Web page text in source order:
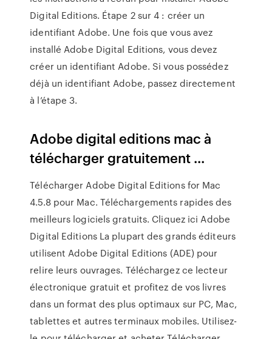
Digital Editions. Étape 2 sur 4 : créer un
identifiant Adobe. Une fois que vous avez
installé Adobe Digital Editions, vous devez
créer un identifiant Adobe. Si vous possédez
déjà un identifiant Adobe, passez directement
à l’étape 3.
Adobe digital editions mac à
télécharger gratuitement ...
Télécharger Adobe Digital Editions for Mac
4.5.8 pour Mac. Téléchargements rapides des
meilleurs logiciels gratuits. Cliquez ici Adobe
Digital Editions La plupart des grands éditeurs
utilisent Adobe Digital Editions (ADE) pour
relire leurs ouvrages. Téléchargez ce lecteur
électronique gratuit et profitez de vos livres
dans un format des plus optimaux sur PC, Mac,
tablettes et autres terminaux mobiles. Utilisez-